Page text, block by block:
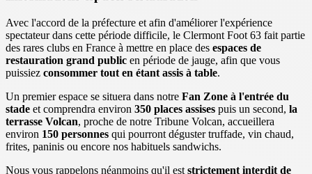
Avec l'accord de la préfecture et afin d'améliorer l'expérience
spectateur dans cette période difficile, le Clermont Foot 63 fait partie
des rares clubs en France à mettre en place des espaces de
restauration grand public en période de jauge, afin que vous
puissiez consommer tout en étant assis à table.
Un premier espace se situera dans notre Fan Zone à l'entrée du
stade et comprendra environ 350 places assises puis un second, la
terrasse Volcan, proche de notre Tribune Volcan, accueillera
environ 150 personnes qui pourront déguster truffade, vin chaud,
frites, paninis ou encore nos habituels sandwichs.
Nous vous rappelons néanmoins qu'il est strictement interdit de